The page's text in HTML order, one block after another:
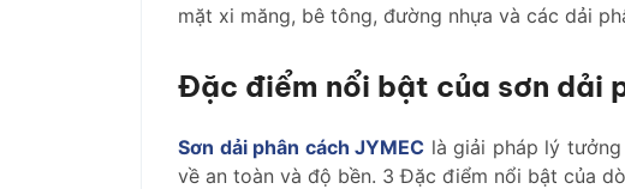
mặt xi măng, bê tông, đường nhựa và các dải
Đặc điểm nổi bật của sơn dải
Sơn dải phân cách JYMEC là giải pháp lý
về an toàn và độ bền. 3 Đặc điểm nổi bật của